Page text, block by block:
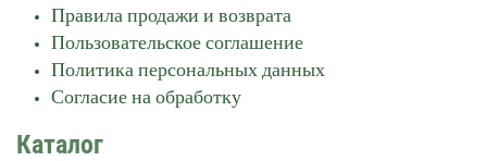
Правила продажи и возврата
Пользовательское соглашение
Политика персональных данных
Согласие на обработку
Каталог